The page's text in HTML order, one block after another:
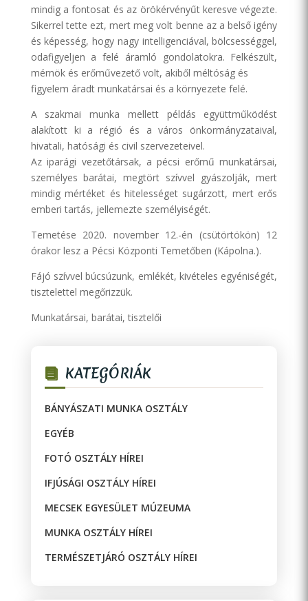
mindig a fontosat és az örökérvényűt keresve végezte.
Sikerrel tette ezt, mert meg volt benne az a belső igény
és képesség, hogy nagy intelligenciával, bölcsességgel,
odafigyeljen a felé áramló gondolatokra. Felkészült,
mérnök és erőművezető volt, akiből méltóság és
figyelem áradt munkatársai és a környezete felé.
A szakmai munka mellett példás együttműködést
alakított ki a régió és a város önkormányzataival,
hivatali, hatósági és civil szervezeteivel.
Az iparági vezetőtársak, a pécsi erőmű munkatársai,
személyes barátai, megtört szívvel gyászolják, mert
mindig mértéket és hitelességet sugárzott, mert erős
emberi tartás, jellemezte személyiségét.
Temetése 2020. november 12.-én (csütörtökön) 12
órakor lesz a Pécsi Központi Temetőben (Kápolna.).
Fájó szívvel búcsúzunk, emlékét, kivételes egyéniségét,
tisztelettel megőrizzük.
Munkatársai, barátai, tisztelői
KATEGÓRIÁK
BÁNYÁSZATI MUNKA OSZTÁLY
EGYÉB
FOTÓ OSZTÁLY HÍREI
IFJÚSÁGI OSZTÁLY HÍREI
MECSEK EGYESÜLET MÚZEUMA
MUNKA OSZTÁLY HÍREI
TERMÉSZETJÁRÓ OSZTÁLY HÍREI